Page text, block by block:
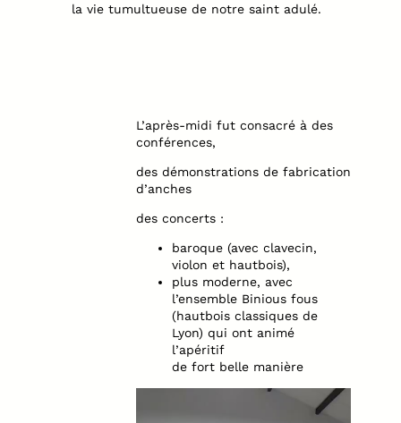
la vie tumultueuse de notre saint adulé.
L’après-midi fut consacré à des
conférences,
des démonstrations de fabrication
d’anches
des concerts :
baroque (avec clavecin,
violon et hautbois),
plus moderne, avec
l’ensemble Binious fous
(hautbois classiques de
Lyon) qui ont animé
l’apéritif
de fort belle manière